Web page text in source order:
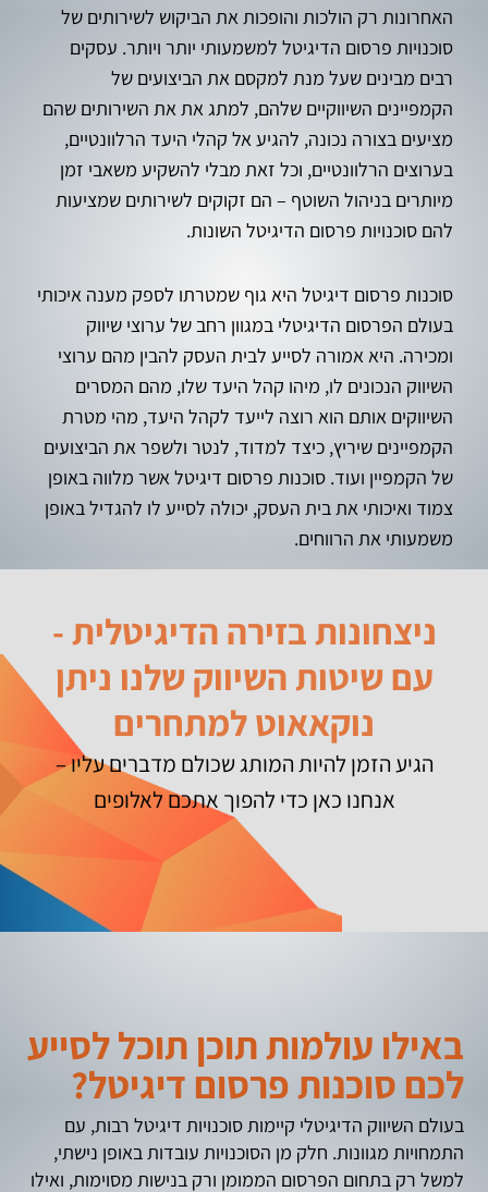
האחרונות רק הולכות והופכות את הביקוש לשירותים של
סוכנויות פרסום הדיגיטל למשמעותי יותר ויותר. עסקים
רבים מבינים שעל מנת למקסם את הביצועים של
הקמפיינים השיווקיים שלהם, למתג את את השירותים שהם
מציעים בצורה נכונה, להגיע אל קהלי היעד הרלוונטיים,
בערוצים הרלוונטיים, וכל זאת מבלי להשקיע משאבי זמן
מיותרים בניהול השוטף – הם זקוקים לשירותים שמציעות
להם סוכנויות פרסום הדיגיטל השונות.
סוכנות פרסום דיגיטל היא גוף שמטרתו לספק מענה איכותי
בעולם הפרסום הדיגיטלי במגוון רחב של ערוצי שיווק
ומכירה. היא אמורה לסייע לבית העסק להבין מהם ערוצי
השיווק הנכונים לו, מיהו קהל היעד שלו, מהם המסרים
השיווקים אותם הוא רוצה לייעד לקהל היעד, מהי מטרת
הקמפיינים שיריץ, כיצד למדוד, לנטר ולשפר את הביצועים
של הקמפיין ועוד. סוכנות פרסום דיגיטל אשר מלווה באופן
צמוד ואיכותי את בית העסק, יכולה לסייע לו להגדיל באופן
משמעותי את הרווחים.
ניצחונות בזירה הדיגיטלית -
עם שיטות השיווק שלנו ניתן
נוקאאוט למתחרים
הגיע הזמן להיות המותג שכולם מדברים עליו –
אנחנו כאן כדי להפוך אתכם לאלופים
באילו עולמות תוכן תוכל לסייע
לכם סוכנות פרסום דיגיטל?
בעולם השיווק הדיגיטלי קיימות סוכנויות דיגיטל רבות, עם
התמחויות מגוונות. חלק מן הסוכנויות עובדות באופן נישתי,
למשל רק בתחום הפרסום הממומן ורק בנישות מסוימות, ואילו